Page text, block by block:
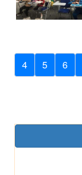
4 5 6